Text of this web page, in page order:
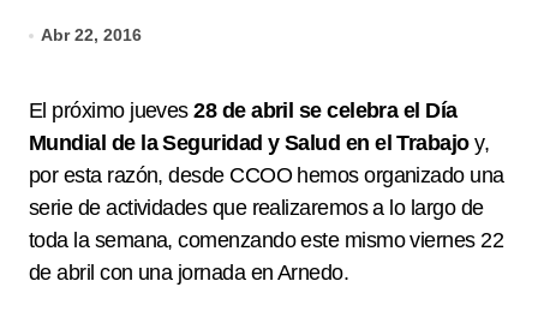
Abr 22, 2016
El próximo jueves28 de abril se celebra el Día
Mundial de la Seguridad y Salud en el Trabajoy,
por esta razón, desde CCOO hemos organizado una
serie de actividades que realizaremos a lo largo de
toda la semana, comenzando este mismo viernes 22
de abril con una jornada en Arnedo.